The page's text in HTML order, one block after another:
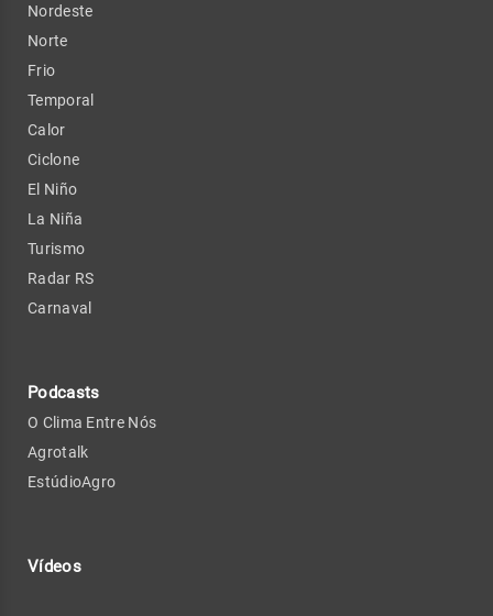
Nordeste
Norte
Frio
Temporal
Calor
Ciclone
El Niño
La Niña
Turismo
Radar RS
Carnaval
Podcasts
O Clima Entre Nós
Agrotalk
EstúdioAgro
Vídeos